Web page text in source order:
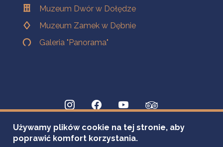
Muzeum Dwór w Dołędze
Muzeum Zamek w Dębnie
Galeria "Panorama"
Używamy plików cookie na tej stronie, aby
poprawić komfort korzystania.